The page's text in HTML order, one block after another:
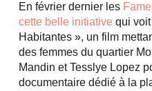
En février dernier les
cette belle initiativequi voit
Habitantes », un film
des femmes du quartier
Mandin et Tesslye Lopez
documentaire dédié à la